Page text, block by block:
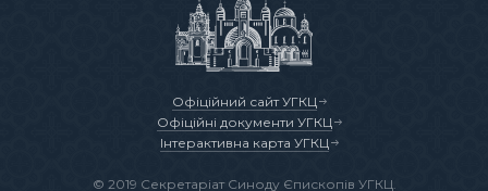
Офіційний сайт УГКЦ
Офіційні документи УГКЦ
Інтерактивна карта УГКЦ
© 2019 Секретаріат Синоду Єпископів УГКЦ.